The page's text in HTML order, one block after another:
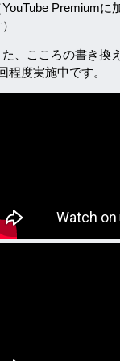
YouTube Premiumに
た、こころの書き換
程度実施中です。